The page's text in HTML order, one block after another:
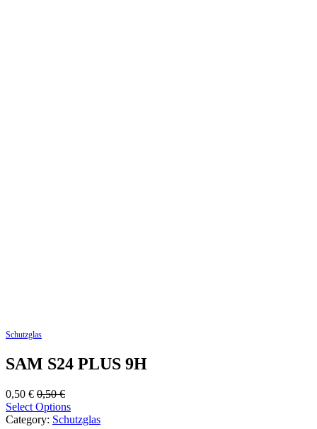
Schutzglas
SAM S24 PLUS 9H
0,50 € 0,50€
Select Options
Category: Schutzglas